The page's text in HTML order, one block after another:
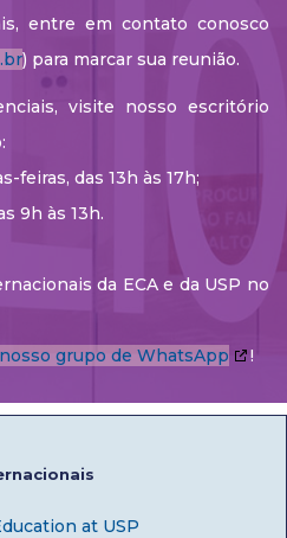
entre em contato conosco
) para marcar sua reunião.
visite nosso escritório
feiras, das 13h às 17h;
9h às 13h.
da ECA e da USP no
grupo de WhatsApp
!
at USP